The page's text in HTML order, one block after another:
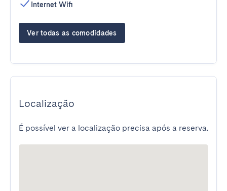
Internet Wifi
Ver todas as comodidades
Localização
É possível ver a localização precisa após a reserva.